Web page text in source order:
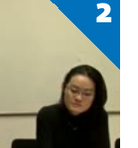
2